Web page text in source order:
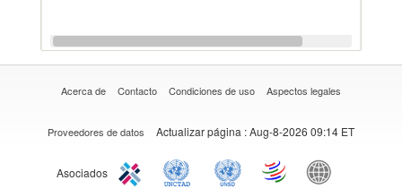
Acerca de Contacto Condiciones de uso Aspectos legales
Proveedores de datos Actualizar página : Aug-8-2026 09:14 ET
Asociados